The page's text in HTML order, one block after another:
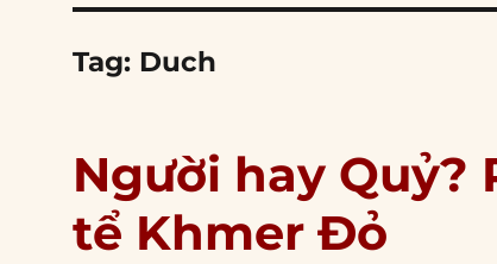
Tag: Duch
Người hay Quỷ?
tể Khmer Đỏ